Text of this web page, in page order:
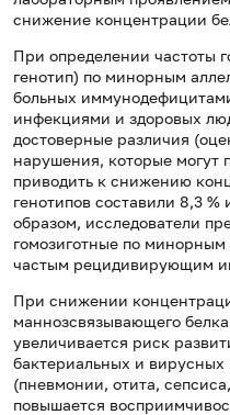
снижение концентрации
При определении частоты
генотип) по минорным
больных
инфекциями и здоровых
достоверные различия
нарушения, которые могут
приводить к снижению
генотипов составили 8,3
образом, исследователи
гомозиготные по
частым рецидивирующим
При снижении
маннозсвязывающего
увеличивается риск
бактериальных и
(пневмонии, отита,
повышается